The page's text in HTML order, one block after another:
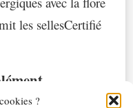
?
les sellesCertifié
: